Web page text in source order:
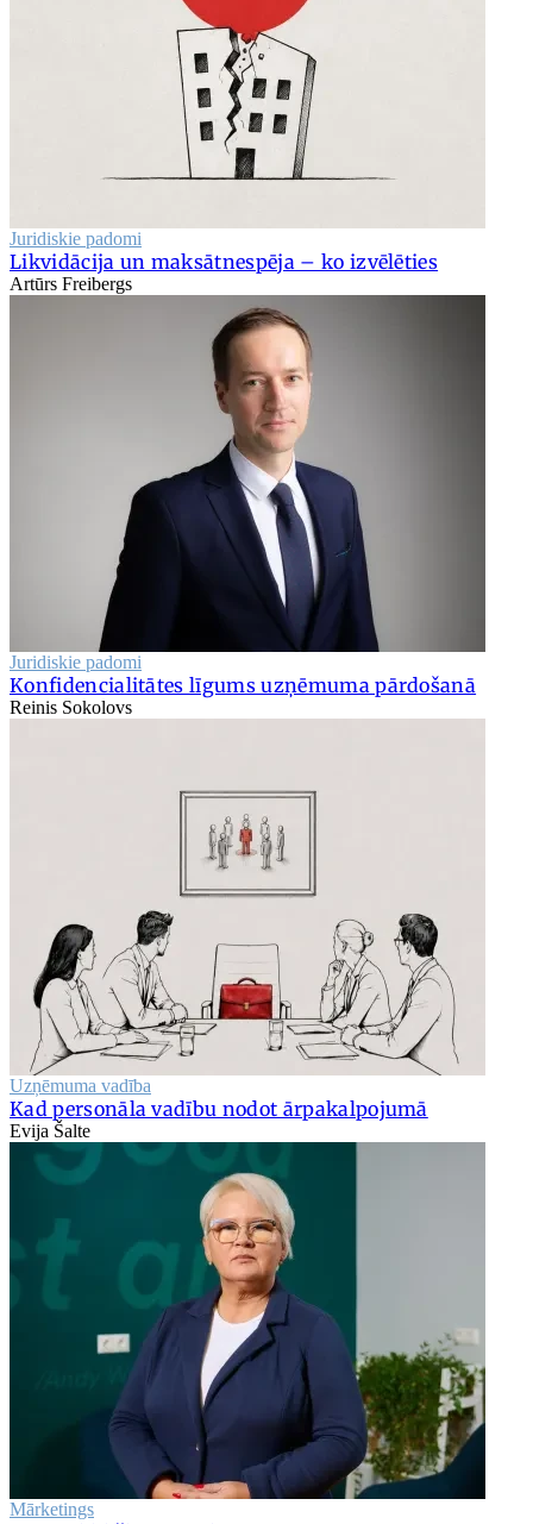
Juridiskie padomi
Likvidācija un maksātnespēja – ko izvēlēties
Artūrs Freibergs
Juridiskie padomi
Konfidencialitātes līgums uzņēmuma pārdošanā
Reinis Sokolovs
Uzņēmuma vadība
Kad personāla vadību nodot ārpakalpojumā
Evija Šalte
Mārketings